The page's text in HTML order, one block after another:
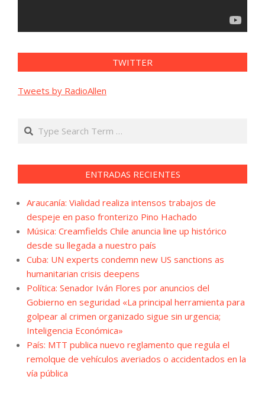
TWITTER
Tweets by RadioAllen
Search
ENTRADAS RECIENTES
Araucanía: Vialidad realiza intensos trabajos de
despeje en paso fronterizo Pino Hachado
Música: Creamfields Chile anuncia line up histórico
desde su llegada a nuestro país
Cuba: UN experts condemn new US sanctions as
humanitarian crisis deepens
Política: Senador Iván Flores por anuncios del
Gobierno en seguridad «La principal herramienta para
golpear al crimen organizado sigue sin urgencia;
Inteligencia Económica»
País: MTT publica nuevo reglamento que regula el
remolque de vehículos averiados o accidentados en la
vía pública